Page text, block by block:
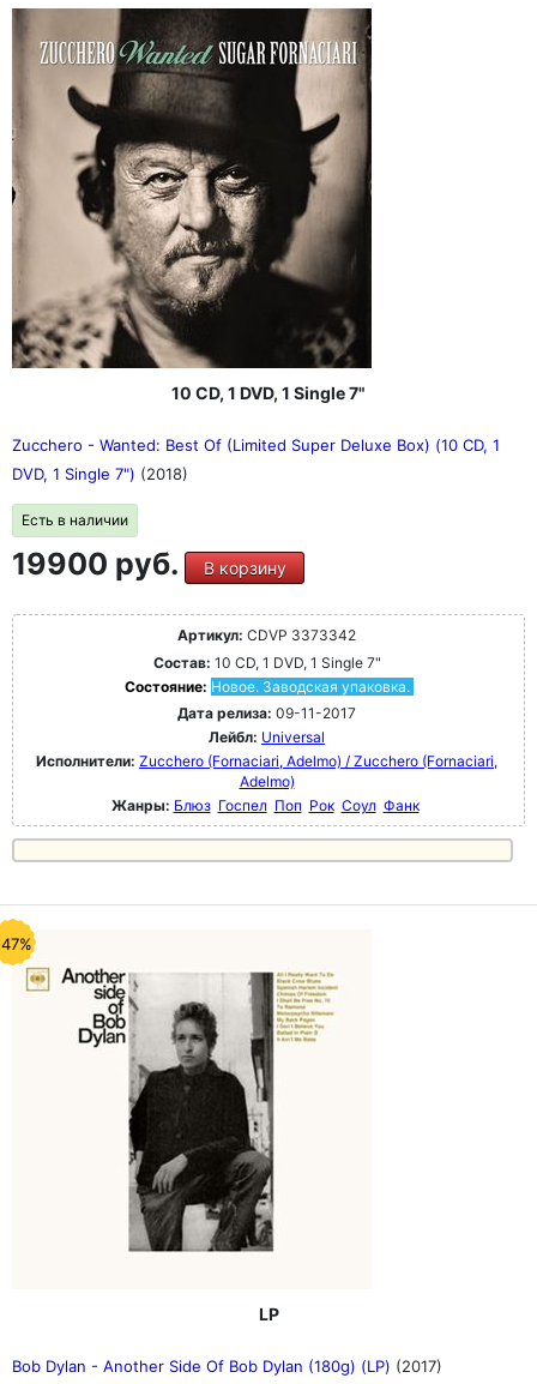
10 CD, 1 DVD, 1 Single 7"
Zucchero - Wanted: Best Of (Limited Super Deluxe Box) (10 CD, 1
DVD, 1 Single 7") (2018)
Есть в наличии
19900 руб. В корзину
Артикул: CDVP 3373342
Состав: 10 CD, 1 DVD, 1 Single 7"
Состояние: Новое. Заводская упаковка.
Дата релиза: 09-11-2017
Лейбл: Universal
Исполнители: Zucchero (Fornaciari, Adelmo) / Zucchero (Fornaciari,
Adelmo)
Жанры: Блюз Госпел Поп Рок Соул Фанк
LP
Bob Dylan - Another Side Of Bob Dylan (180g) (LP) (2017)